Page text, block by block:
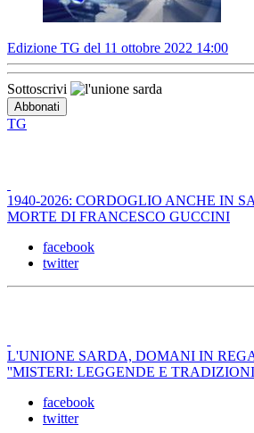
Edizione TG del 11 ottobre 2022 14:00
Sottoscrivi
TG
1940-2026: CORDOGLIO ANCHE IN
MORTE DI FRANCESCO GUCCINI
facebook
twitter
L'UNIONE SARDA, DOMANI IN
''MISTERI: LEGGENDE E
facebook
twitter